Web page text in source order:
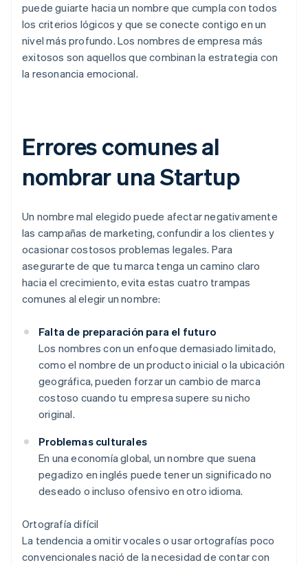
puede guiarte hacia un nombre que cumpla con todos
los criterios lógicos y que se conecte contigo en un
nivel más profundo. Los nombres de empresa más
exitosos son aquellos que combinan la estrategia con
la resonancia emocional.
Errores comunes al
nombrar una Startup
Un nombre mal elegido puede afectar negativamente
las campañas de marketing, confundir a los clientes y
ocasionar costosos problemas legales. Para
asegurarte de que tu marca tenga un camino claro
hacia el crecimiento, evita estas cuatro trampas
comunes al elegir un nombre:
Falta de preparación para el futuro
Los nombres con un enfoque demasiado limitado,
como el nombre de un producto inicial o la ubicación
geográfica, pueden forzar un cambio de marca
costoso cuando tu empresa supere su nicho
original.
Problemas culturales
En una economía global, un nombre que suena
pegadizo en inglés puede tener un significado no
deseado o incluso ofensivo en otro idioma.
Ortografía difícil
La tendencia a omitir vocales o usar ortografías poco
convencionales nació de la necesidad de contar con